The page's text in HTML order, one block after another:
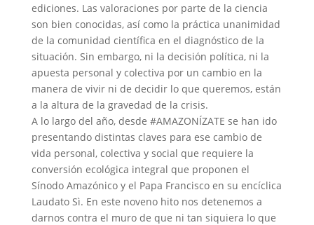
ediciones. Las valoraciones por parte de la ciencia
son bien conocidas, así como la práctica unanimidad
de la comunidad científica en el diagnóstico de la
situación. Sin embargo, ni la decisión política, ni la
apuesta personal y colectiva por un cambio en la
manera de vivir ni de decidir lo que queremos, están
a la altura de la gravedad de la crisis.
A lo largo del año, desde #AMAZONÍZATE se han ido
presentando distintas claves para ese cambio de
vida personal, colectiva y social que requiere la
conversión ecológica integral que proponen el
Sínodo Amazónico y el Papa Francisco en su encíclica
Laudato Sì. En este noveno hito nos detenemos a
darnos contra el muro de que ni tan siquiera lo que